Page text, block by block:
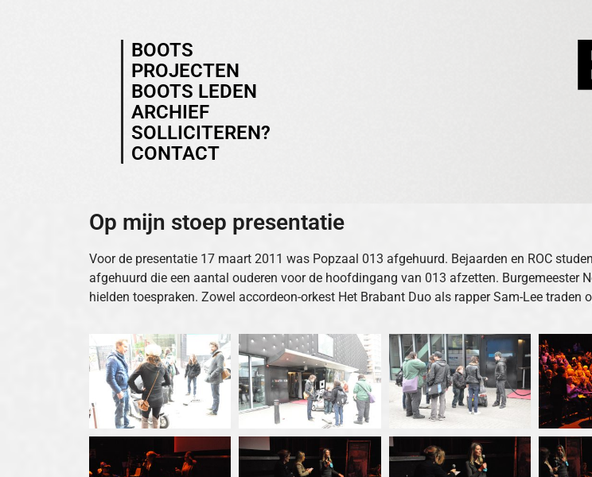
BOOTS
PROJECTEN
BOOTS LEDEN
ARCHIEF
SOLLICITEREN?
CONTACT
Op mijn stoep presentatie
Voor de presentatie 17 maart 2011 was Popzaal 013 afgehuurd. Bejaarden en ROC
afgehuurd die een aantal ouderen voor de hoofdingang van 013 afzetten. Burgemeester
hielden toespraken. Zowel accordeon-orkest Het Brabant Duo als rapper Sam-Lee